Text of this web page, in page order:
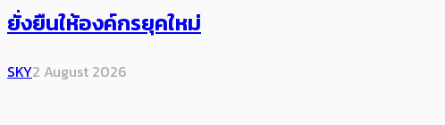
ยั่งยืนให้องค์กรยุคใหม่
SKY2 August 2026